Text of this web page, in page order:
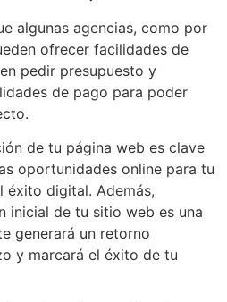
algunas agencias, como por
ofrecer facilidades de
pedir presupuesto y
de pago para poder
de tu página web es clave
oportunidades online para tu
éxito digital. Además,
inicial de tu sitio web es una
generará un retorno
y marcará el éxito de tu